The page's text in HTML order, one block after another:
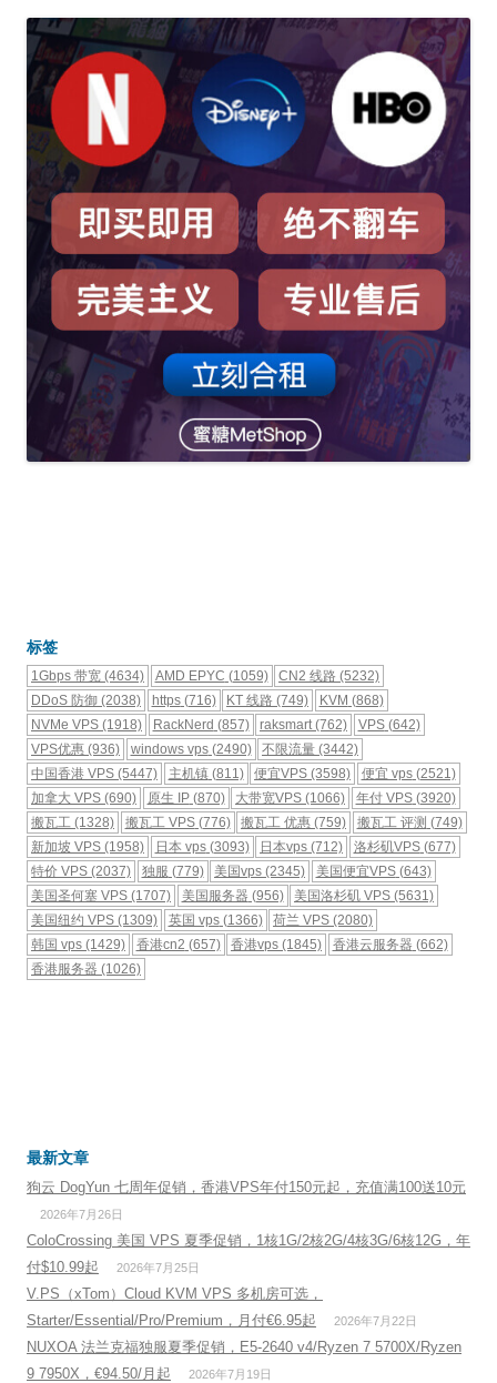
标签
1Gbps 带宽 (4634) AMD EPYC (1059) CN2 线路 (5232)
DDoS 防御 (2038) https(716) KT 线路 (749) KVM (868)
NVMe VPS (1918) RackNerd (857) raksmart(762) VPS(642)
VPS优惠 (936) windows vps(2490) 不限流量 (3442)
中国香港 VPS (5447) 主机镇(811) 便宜VPS (3598) 便宜 vps(2521)
加拿大 VPS (690) 原生 IP(870) 大带宽VPS (1066) 年付 VPS(3920)
搬瓦工 (1328) 搬瓦工 VPS(776) 搬瓦工 优惠 (759) 搬瓦工 评测 (749)
新加坡 VPS (1958) 日本 vps(3093) 日本vps (712) 洛杉矶VPS(677)
特价 VPS (2037) 独服 (779) 美国vps (2345) 美国便宜VPS(643)
美国圣何塞 VPS (1707) 美国服务器 (956) 美国洛杉矶 VPS (5631)
美国纽约 VPS (1309) 英国 vps(1366) 荷兰 VPS (2080)
韩国 vps (1429) 香港cn2 (657) 香港vps (1845) 香港云服务器 (662)
香港服务器 (1026)
最新文章
狗云 DogYun 七周年促销，香港VPS年付150元起，充值满100送10元
2026年7月26日
ColoCrossing 美国 VPS 夏季促销，1核1G/2核2G/4核3G/6核12G，年
付$10.99起
2026年7月25日
V.PS（xTom）Cloud KVM VPS 多机房可选，
Starter/Essential/Pro/Premium，月付€6.95起
2026年7月22日
NUXOA 法兰克福独服夏季促销，E5-2640 v4/Ryzen 7 5700X/Ryzen
9 7950X，€94.50/月起
2026年7月19日